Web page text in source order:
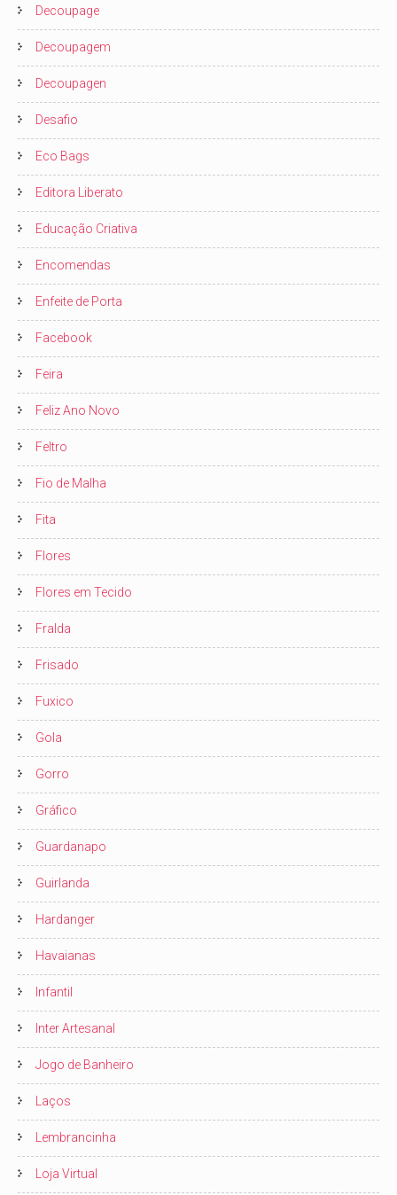
Decoupage
Decoupagem
Decoupagen
Desafio
Eco Bags
Editora Liberato
Educação Criativa
Encomendas
Enfeite de Porta
Facebook
Feira
Feliz Ano Novo
Feltro
Fio de Malha
Fita
Flores
Flores em Tecido
Fralda
Frisado
Fuxico
Gola
Gorro
Gráfico
Guardanapo
Guirlanda
Hardanger
Havaianas
Infantil
Inter Artesanal
Jogo de Banheiro
Laços
Lembrancinha
Loja Virtual